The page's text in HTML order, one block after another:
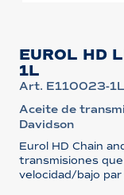
EUROL HD
1L
Art. E110023-1L
Aceite de
Davidson
Eurol HD Chain
transmisiones
velocidad/bajo